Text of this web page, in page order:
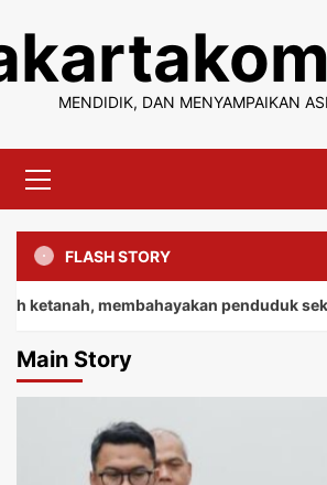
content
MENDIDIK, DAN MENYAMPAIKAN
Menu
FLASH STORY
membahayakan penduduk sekitar.
Main Story